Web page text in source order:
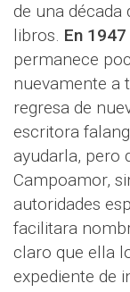
de una
libros. En
permanece
nuevamente a
regresa de
escritora
ayudarla, pero
Campoamor,
autoridades
facilitara
claro que ella
expediente de